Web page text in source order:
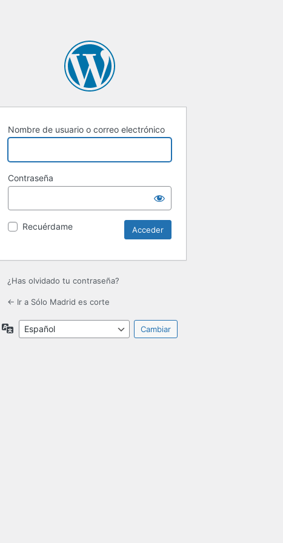
Nombre de usuario o correo electrónico
Contraseña
Recuérdame
¿Has olvidado tu contraseña?
← Ir a Sólo Madrid es corte
Idioma